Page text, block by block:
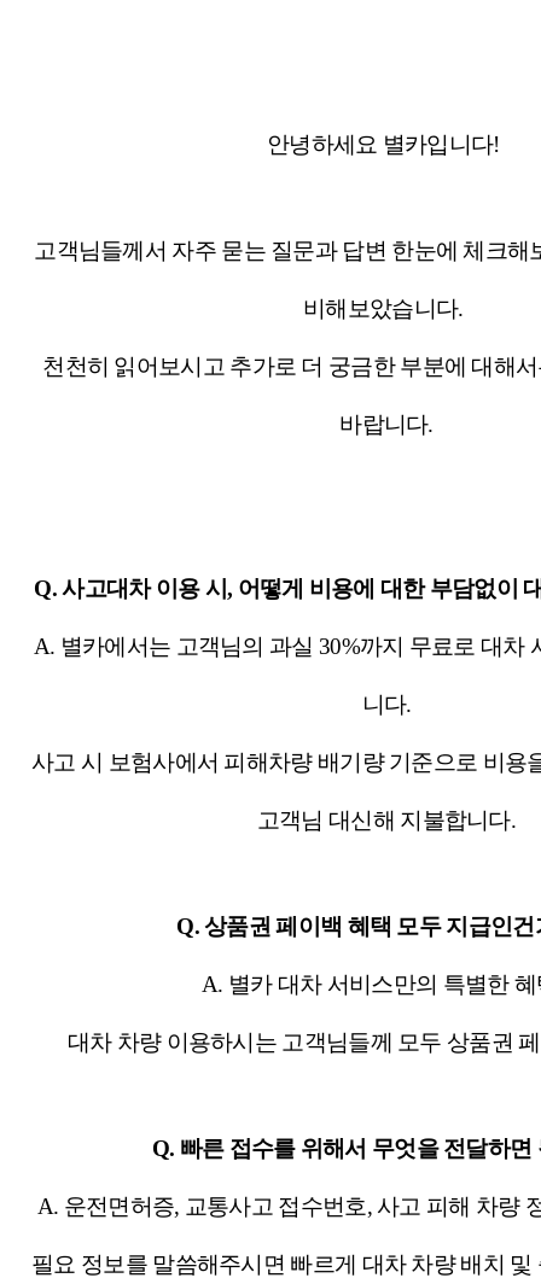
안녕하세요 별카입니다!
고객님들께서 자주 묻는 질문과 답변 한눈에 체크해
비해보았습니다.
천천히 읽어보시고 추가로 더 궁금한 부분에 대해
바랍니다.
Q. 사고대차 이용 시, 어떻게 비용에 대한 부담없이
A. 별카에서는 고객님의 과실 30%까지 무료로 대차
니다.
사고 시 보험사에서 피해차량 배기량 기준으로 비용
고객님 대신해 지불합니다.
Q. 상품권 페이백 혜택 모두 지급인건
A. 별카 대차 서비스만의 특별한
대차 차량 이용하시는 고객님들께 모두 상품권
Q. 빠른 접수를 위해서 무엇을 전달하면
A. 운전면허증, 교통사고 접수번호, 사고 피해 차량
필요 정보를 말씀해주시면 빠르게 대차 차량 배치